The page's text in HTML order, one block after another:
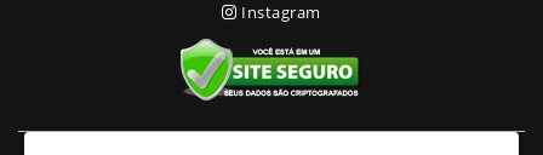
Instagram